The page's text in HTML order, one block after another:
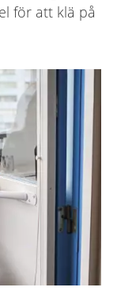
för att klä på